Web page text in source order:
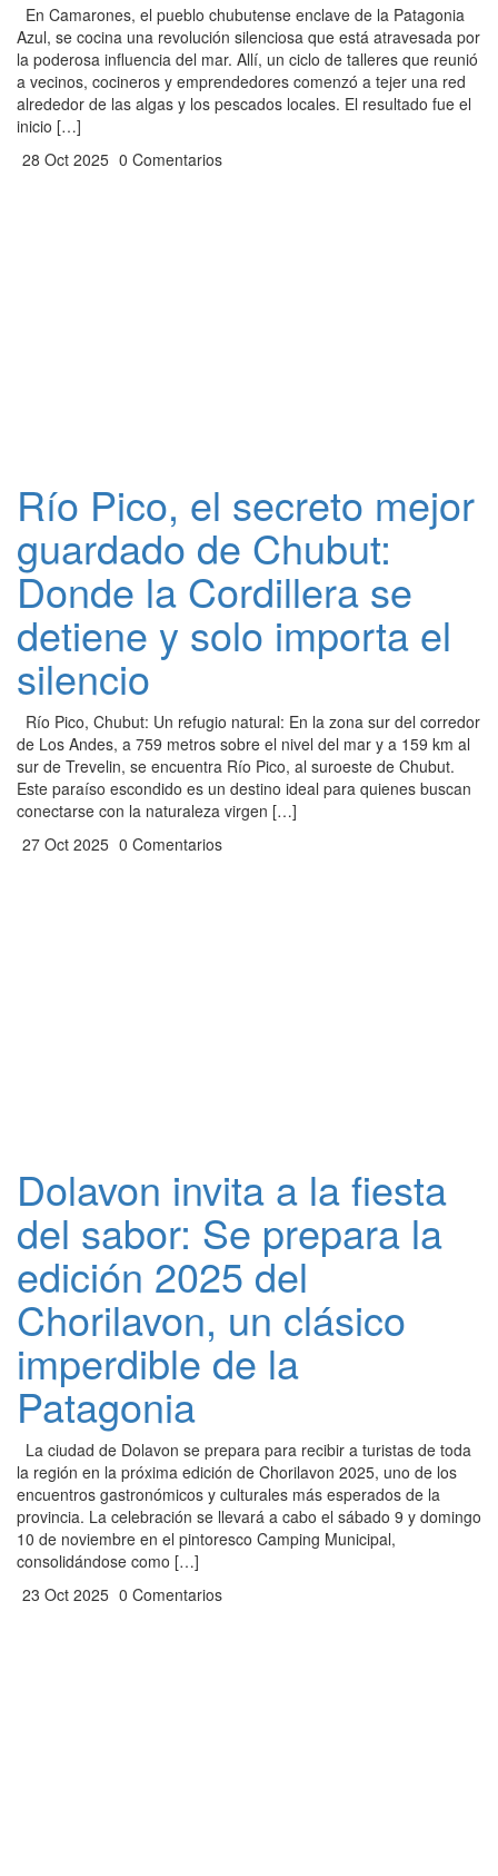
En Camarones, el pueblo chubutense enclave de la Patagonia
Azul, se cocina una revolución silenciosa que está atravesada por
la poderosa influencia del mar. Allí, un ciclo de talleres que reunió
a vecinos, cocineros y emprendedores comenzó a tejer una red
alrededor de las algas y los pescados locales. El resultado fue el
inicio […]
28 Oct 2025 0 Comentarios
Río Pico, el secreto mejor
guardado de Chubut:
Donde la Cordillera se
detiene y solo importa el
silencio
Río Pico, Chubut: Un refugio natural: En la zona sur del corredor
de Los Andes, a 759 metros sobre el nivel del mar y a 159 km al
sur de Trevelin, se encuentra Río Pico, al suroeste de Chubut.
Este paraíso escondido es un destino ideal para quienes buscan
conectarse con la naturaleza virgen […]
27 Oct 2025 0 Comentarios
Dolavon invita a la fiesta
del sabor: Se prepara la
edición 2025 del
Chorilavon, un clásico
imperdible de la
Patagonia
La ciudad de Dolavon se prepara para recibir a turistas de toda
la región en la próxima edición de Chorilavon 2025, uno de los
encuentros gastronómicos y culturales más esperados de la
provincia. La celebración se llevará a cabo el sábado 9 y domingo
10 de noviembre en el pintoresco Camping Municipal,
consolidándose como […]
23 Oct 2025 0 Comentarios